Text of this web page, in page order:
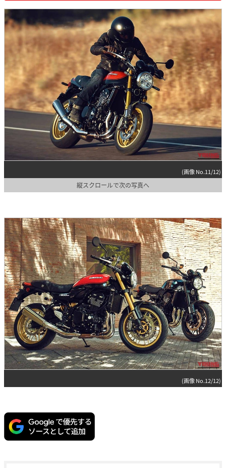
(画像 No.11/12)
縦スクロールで次の写真へ
(画像 No.12/12)